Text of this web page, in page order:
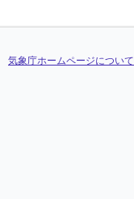
気象庁ホームページについて